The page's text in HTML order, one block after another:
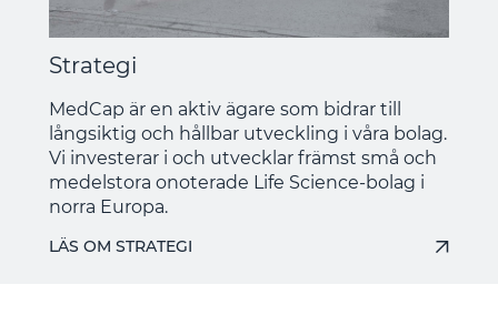
Strategi
MedCap är en aktiv ägare som bidrar till
långsiktig och hållbar utveckling i våra bolag.
Vi investerar i och utvecklar främst små och
medelstora onoterade Life Science-bolag i
norra Europa.
LÄS OM STRATEGI